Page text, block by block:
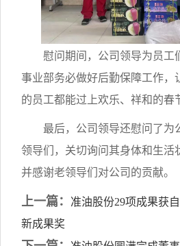
慰问期间，公司领导为员工
事业部务必做好后勤保障工作，
的员工都能过上欢乐、祥和的春
最后，公司领导还慰问了为
领导们，关切询问其身体和生活
并感谢老领导们对公司的贡献。
上一篇：
准油股份29项成果获
新成果奖